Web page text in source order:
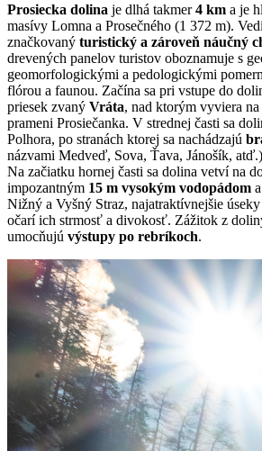
Prosiecka dolina je dlhá takmer4 km a je
masívy Lomna a Prosečného (1 372 m).
značkovaný turistický a zároveň náučný
drevených panelov turistov oboznamuje s
geomorfologickými a pedologickými
flórou a faunou. Začína sa pri vstupe do
priesek zvaný Vráta, nad ktorým vyviera
prameni Prosiečanka. V strednej časti sa
Polhora, po stranách ktorej sa nachádzajú
názvami Medveď, Sova, Ťava, Jánošík,
Na začiatku hornej časti sa dolina vetví na
impozantným 15 m vysokým vodopádom
Nižný a Vyšný Straz, najatraktívnejšie
očarí ich strmosť a divokosť. Zážitok z
umocňujú výstupy po rebríkoch.